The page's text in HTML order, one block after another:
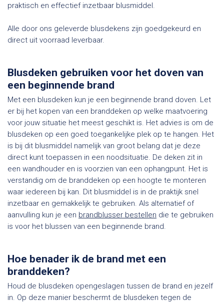
praktisch en effectief inzetbaar blusmiddel.
Alle door ons geleverde blusdekens zijn goedgekeurd en
direct uit voorraad leverbaar.
Blusdeken gebruiken voor het doven van
een beginnende brand
Met een blusdeken kun je een beginnende brand doven. Let
er bij het kopen van een branddeken op welke maatvoering
voor jouw situatie het meest geschikt is. Het advies is om de
blusdeken op een goed toegankelijke plek op te hangen. Het
is bij dit blusmiddel namelijk van groot belang dat je deze
direct kunt toepassen in een noodsituatie. De deken zit in
een wandhouder en is voorzien van een ophangpunt. Het is
verstandig om de branddeken op een hoogte te monteren
waar iedereen bij kan. Dit blusmiddel is in de praktijk snel
inzetbaar en gemakkelijk te gebruiken. Als alternatief of
aanvulling kun je een brandblusser bestellen die te gebruiken
is voor het blussen van een beginnende brand.
Hoe benader ik de brand met een
branddeken?
Houd de blusdeken opengeslagen tussen de brand en jezelf
in. Op deze manier beschermt de blusdeken tegen de